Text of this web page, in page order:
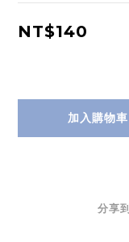
NT$140
加入購物車
分享到